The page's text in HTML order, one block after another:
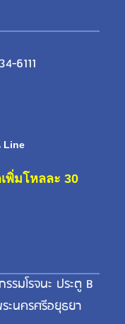
6111
Line
พิ่มโหลละ 30
รมโรจนะ ประตู B
นครศรีอยุธยา